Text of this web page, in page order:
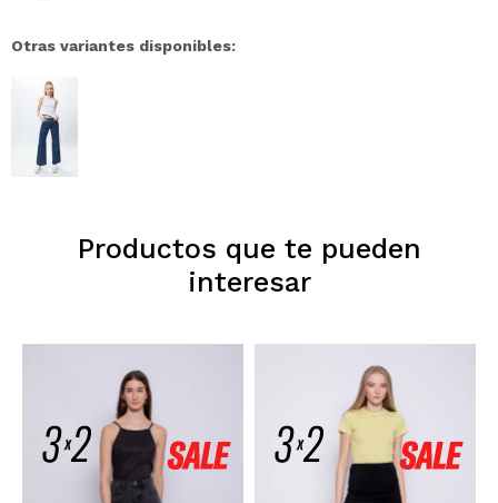
Otras variantes disponibles:
Productos que te pueden
interesar